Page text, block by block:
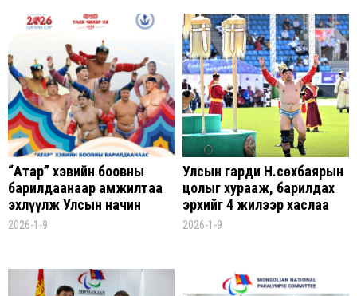
“Атар” хэвийн боовны
барилдаанаар амжилтаа
эхлүүлж Улсын начин
цолтон болсон бөхчүүд
2026-1-9
Улсын гарди Н.Өсөхбаярын
цолыг хурааж, барилдах
эрхийг 4 жилээр хаслаа
2026-1-9